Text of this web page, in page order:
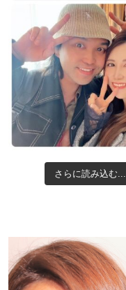
さらに読み込む...